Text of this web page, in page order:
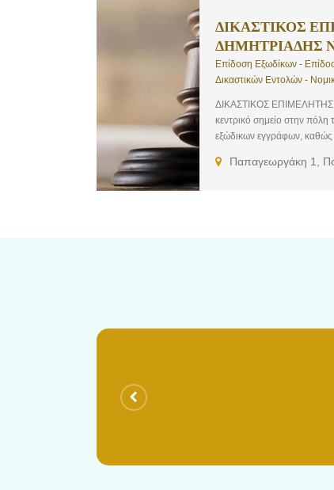
ΔΙΚΑΣΤΙΚΟΣ
ΔΗΜΗΤΡΙΑΔΗΣ
Επίδοση Εξωδίκων -
Δικαστικών Εντολών -
ΔΙΚΑΣΤΙΚΟΣ ΕΠΙΜΕΛΗΤΗΣ
κεντρικό σημείο στην
εξώδικων εγγράφων, καθώς
Εκτέλεση Δικαστικών
Παπαγεωργάκη 1,